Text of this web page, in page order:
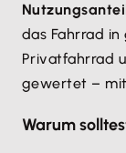
das Fahrrad
Privatfahrrad
gewertet – mit
Warum